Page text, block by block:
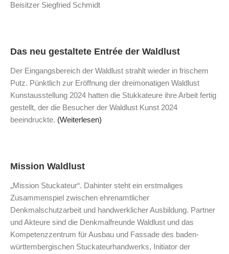
Beisitzer Siegfried Schmidt
Das neu gestaltete Entrée der Waldlust
Der Eingangsbereich der Waldlust strahlt wieder in frischem
Putz. Pünktlich zur Eröffnung der dreimonatigen Waldlust
Kunstausstellung 2024 hatten die Stukkateure ihre Arbeit fertig
gestellt, der die Besucher der Waldlust Kunst 2024
beeindruckte. (Weiterlesen)
Mission Waldlust
„Mission Stuckateur“. Dahinter steht ein erstmaliges
Zusammenspiel zwischen ehrenamtlicher
Denkmalschutzarbeit und handwerklicher Ausbildung. Partner
und Akteure sind die Denkmalfreunde Waldlust und das
Kompetenzzentrum für Ausbau und Fassade des baden-
württembergischen Stuckateurhandwerks, Initiator der